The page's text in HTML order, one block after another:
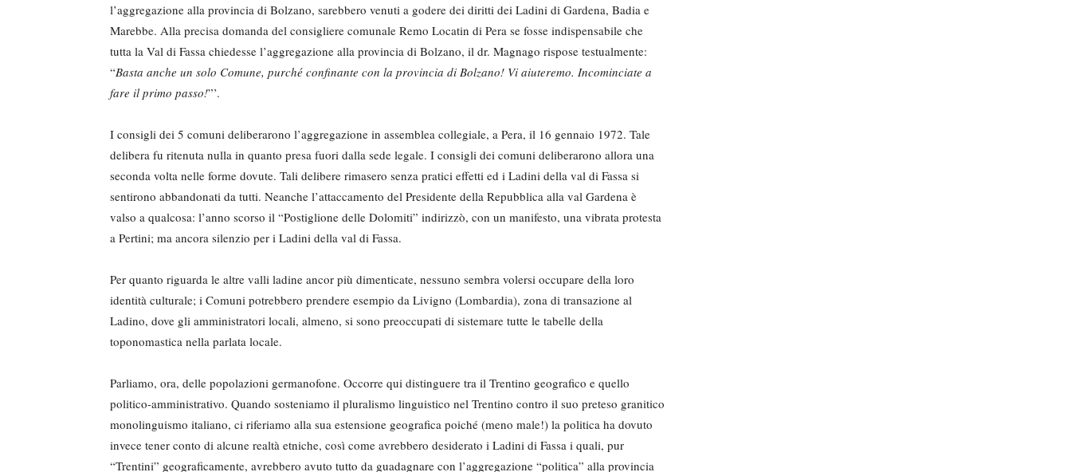
l’aggregazione alla provincia di Bolzano, sarebbero venuti a godere dei diritti dei Ladini di Gardena, Badia e
Marebbe. Alla precisa domanda del consigliere comunale Remo Locatin di Pera se fosse indispensabile che
tutta la Val di Fassa chiedesse l’aggregazione alla provincia di Bolzano, il dr. Magnago rispose testualmente:
“Basta anche un solo Comune, purché confinante con la provincia di Bolzano! Vi aiuteremo. Incominciate a
fare il primo passo!”’.
I consigli dei 5 comuni deliberarono l’aggregazione in assemblea collegiale, a Pera, il 16 gennaio 1972. Tale
delibera fu ritenuta nulla in quanto presa fuori dalla sede legale. I consigli dei comuni deliberarono allora una
seconda volta nelle forme dovute. Tali delibere rimasero senza pratici effetti ed i Ladini della val di Fassa si
sentirono abbandonati da tutti. Neanche l’attaccamento del Presidente della Repubblica alla val Gardena è
valso a qualcosa: l’anno scorso il “Postiglione delle Dolomiti” indirizzò, con un manifesto, una vibrata protesta
a Pertini; ma ancora silenzio per i Ladini della val di Fassa.
Per quanto riguarda le altre valli ladine ancor più dimenticate, nessuno sembra volersi occupare della loro
identità culturale; i Comuni potrebbero prendere esempio da Livigno (Lombardia), zona di transazione al
Ladino, dove gli amministratori locali, almeno, si sono preoccupati di sistemare tutte le tabelle della
toponomastica nella parlata locale.
Parliamo, ora, delle popolazioni germanofone. Occorre qui distinguere tra il Trentino geografico e quello
politico-amministrativo. Quando sosteniamo il pluralismo linguistico nel Trentino contro il suo preteso granitico
monolinguismo italiano, ci riferiamo alla sua estensione geografica poiché (meno male!) la politica ha dovuto
invece tener conto di alcune realtà etniche, così come avrebbero desiderato i Ladini di Fassa i quali, pur
“Trentini” geograficamente, avrebbero avuto tutto da guadagnare con l’aggregazione “politica” alla provincia